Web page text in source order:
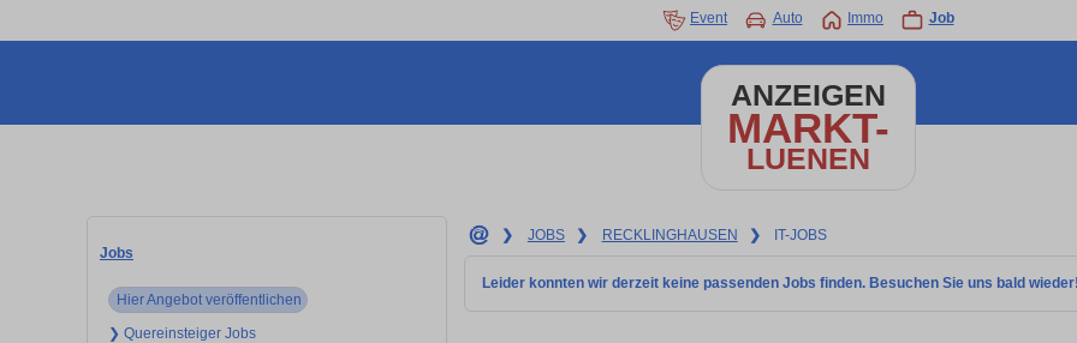
Event Auto Immo Job
ANZEIGEN
MARKT-
LUENEN
Jobs
Hier Angebot veröffentlichen
❯ Quereinsteiger Jobs
❯ JOBS ❯ RECKLINGHAUSEN ❯ IT-JOBS
Leider konnten wir derzeit keine passenden Jobs finden. Besuchen Sie uns bald